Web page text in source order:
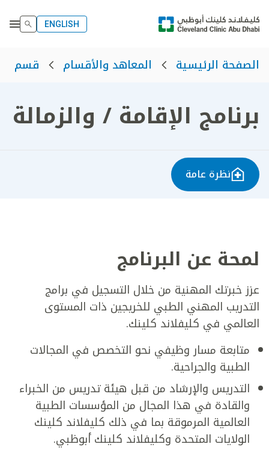
ENGLISH
الصفحة الرئيسية المعاهد والأقسام قسم
برنامج الإقامة / والزمالة
نظرة عامة
لمحة عن البرنامج
عزز خبرتك المهنية من خلال التسجيل في برامج
التدريب المهني الطبي للخريجين ذات المستوى
العالمي في كليفلاند كلينك.
متابعة مسار وظيفي نحو التخصص في المجالات
الطبية والجراحية.
التدريس والإرشاد من قبل هيئة تدريس من الخبراء
والقادة في هذا المجال من المؤسسات الطبية
العالمية المرموقة بما في ذلك كليفلاند كلينك
الولايات المتحدة وكليفلاند كلينك أبوظبي.